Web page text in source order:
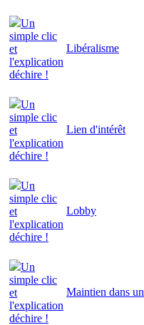
Un
simple clic
et
l'explication
déchire !
Libéralisme
Un
simple clic
et
l'explication
déchire !
Lien d'intérêt
Un
simple clic
et
l'explication
déchire !
Lobby
Un
simple clic
et
l'explication
déchire !
Maintien dans